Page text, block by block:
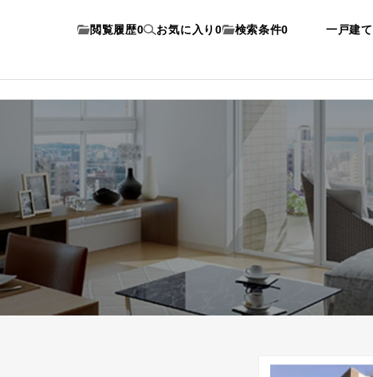
一戸建て
閲覧履歴0 お気に入り 0 検索条件0